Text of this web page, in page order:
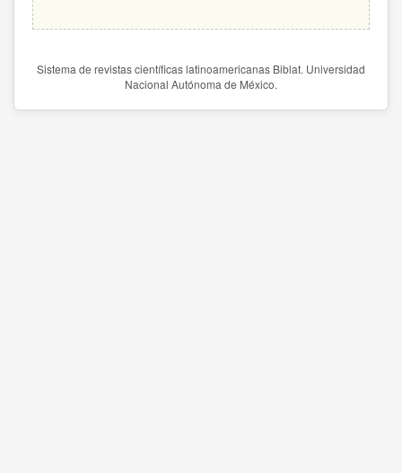
Sistema de revistas científicas latinoamericanas Biblat. Universidad
Nacional Autónoma de México.